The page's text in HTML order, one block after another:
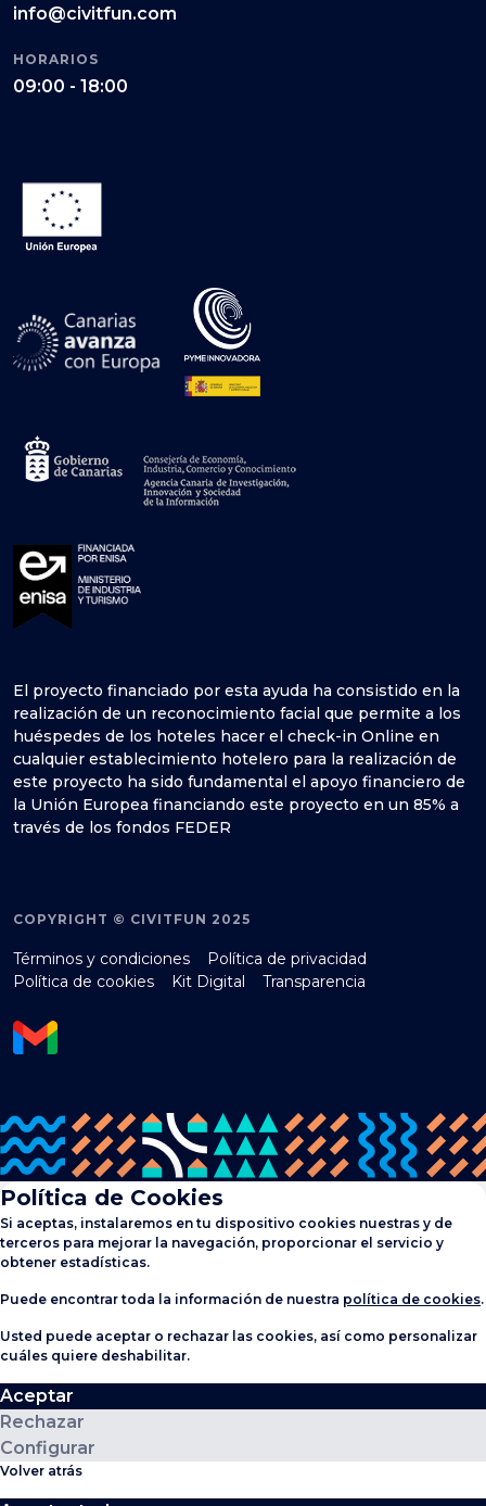
info@civitfun.com
HORARIOS
09:00 - 18:00
El proyecto financiado por esta ayuda ha consistido en la
realización de un reconocimiento facial que permite a los
huéspedes de los hoteles hacer el check-in Online en
cualquier establecimiento hotelero para la realización de
este proyecto ha sido fundamental el apoyo financiero de
la Unión Europea financiando este proyecto en un 85% a
través de los fondos FEDER
COPYRIGHT © CIVITFUN 2025
Términos y condiciones
Política de privacidad
Política de cookies
Kit Digital Transparencia
Política de Cookies
Si aceptas, instalaremos en tu dispositivo cookies nuestras y de
terceros para mejorar la navegación, proporcionar el servicio y
obtener estadísticas.
Puede encontrar toda la información de nuestra política de cookies.
Usted puede aceptar o rechazar las cookies, así como personalizar
cuáles quiere deshabilitar.
Aceptar
Rechazar
Configurar
Volver atrás